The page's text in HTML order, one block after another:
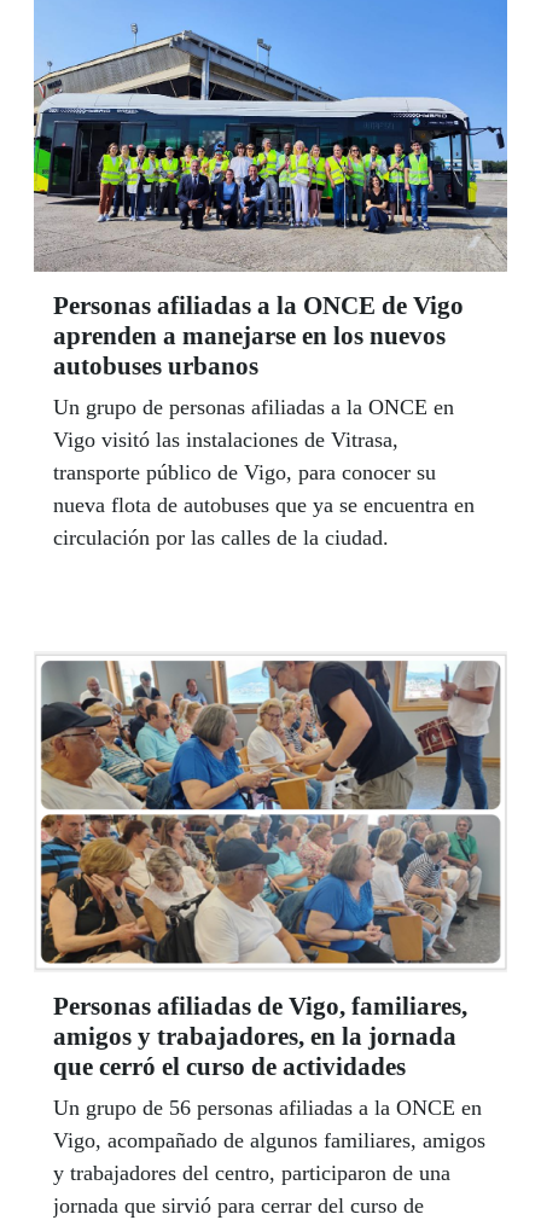
Personas afiliadas a la ONCE de Vigo
aprenden a manejarse en los nuevos
autobuses urbanos
Un grupo de personas afiliadas a la ONCE en
Vigo visitó las instalaciones de Vitrasa,
transporte público de Vigo, para conocer su
nueva flota de autobuses que ya se encuentra en
circulación por las calles de la ciudad.
Personas afiliadas de Vigo, familiares,
amigos y trabajadores, en la jornada
que cerró el curso de actividades
Un grupo de 56 personas afiliadas a la ONCE en
Vigo, acompañado de algunos familiares, amigos
y trabajadores del centro, participaron de una
jornada que sirvió para cerrar del curso de